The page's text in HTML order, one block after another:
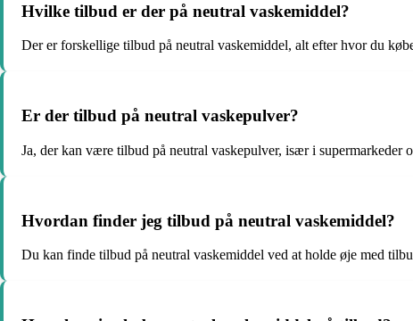
Hvilke tilbud er der på neutral vaskemiddel?
Der er forskellige tilbud på neutral vaskemiddel, alt efter hvor du
Er der tilbud på neutral vaskepulver?
Ja, der kan være tilbud på neutral vaskepulver, især i supermarkeder
Hvordan finder jeg tilbud på neutral vaskemiddel?
Du kan finde tilbud på neutral vaskemiddel ved at holde øje med